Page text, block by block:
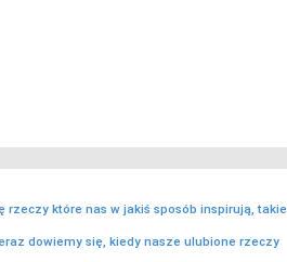
rzeczy które nas w jakiś sposób inspirują, takie
dowiemy się, kiedy nasze ulubione rzeczy